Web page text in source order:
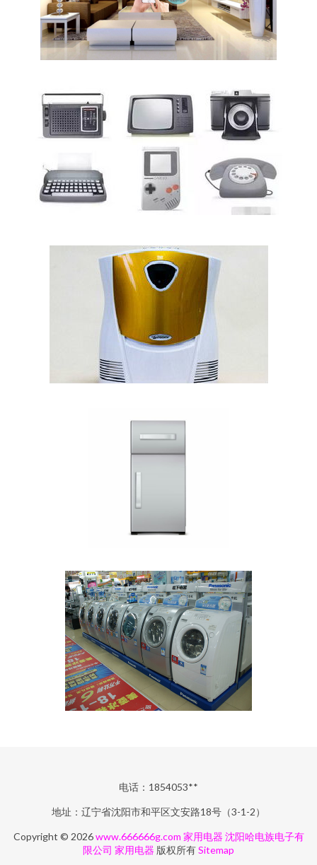
电话：1854053**
地址：辽宁省沈阳市和平区文安路18号（3-1-2）
Copyright © 2026www.666666g.com 家用电器 沈阳哈电族电子有
限公司 家用电器 版权所有Sitemap